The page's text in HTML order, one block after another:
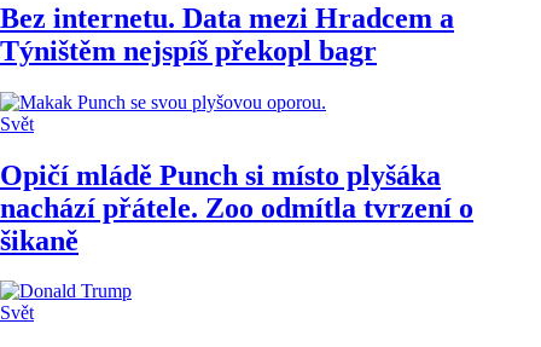
Bez internetu. Data mezi Hradcem a
Týništěm nejspíš překopl bagr
Svět
Opičí mládě Punch si místo plyšáka
nachází přátele. Zoo odmítla tvrzení o
šikaně
Svět